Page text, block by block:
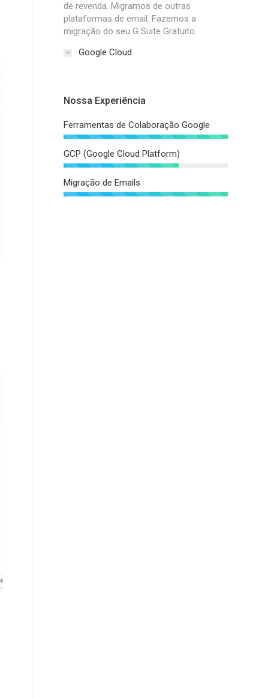
de revenda. Migramos de outras
plataformas de email. Fazemos a
migração do seu G Suite Gratuito.
Google Cloud
Nossa Experiência
Ferramentas de Colaboração Google
GCP (Google Cloud Platform)
Migração de Emails